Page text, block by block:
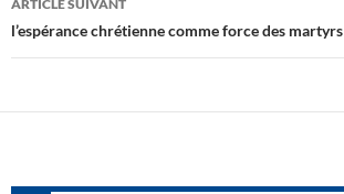
ARTICLE SUIVANT
l’espérance chrétienne comme force des martyrs